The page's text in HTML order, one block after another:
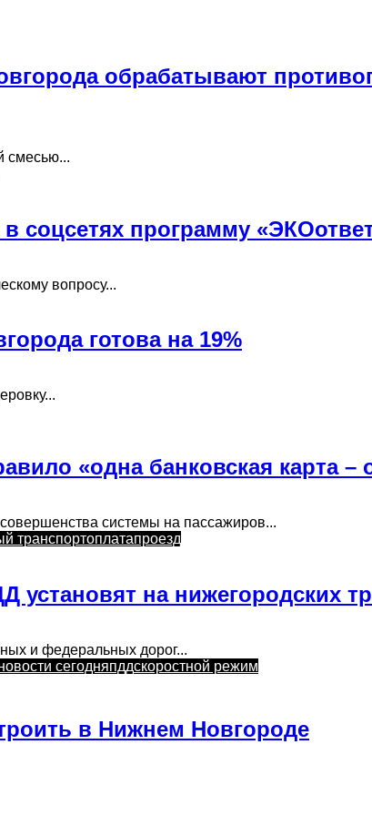
обрабатывают
смесью...
соцсетях программу
вопросу...
готова на 19%
«одна банковская карта –
системы на пассажиров...
транспортоплатапроезд
на нижегородских
и федеральных дорог...
сегодняпддскоростной режим
в Нижнем Новгороде